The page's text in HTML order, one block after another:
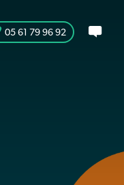
05 61 79 96 92